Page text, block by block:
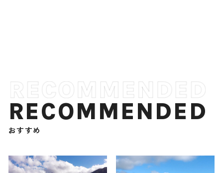
RECOMMENDED
おすすめ